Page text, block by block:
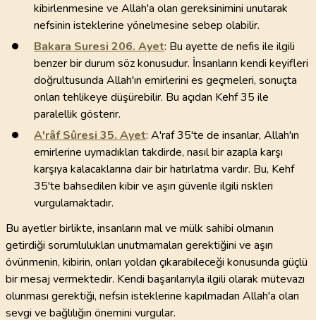
kibirlenmesine ve Allah'a olan gereksinimini unutarak
nefsinin isteklerine yönelmesine sebep olabilir.
Bakara Suresi 206. Ayet: Bu ayette de nefis ile ilgili
benzer bir durum söz konusudur. İnsanların kendi keyifleri
doğrultusunda Allah'ın emirlerini es geçmeleri, sonuçta
onları tehlikeye düşürebilir. Bu açıdan Kehf 35 ile
paralellik gösterir.
A'râf Sûresi 35. Ayet: A'raf 35'te de insanlar, Allah'ın
emirlerine uymadıkları takdirde, nasıl bir azapla karşı
karşıya kalacaklarına dair bir hatırlatma vardır. Bu, Kehf
35'te bahsedilen kibir ve aşırı güvenle ilgili riskleri
vurgulamaktadır.
Bu ayetler birlikte, insanların mal ve mülk sahibi olmanın
getirdiği sorumlulukları unutmamaları gerektiğini ve aşırı
övünmenin, kibirin, onları yoldan çıkarabileceği konusunda güçlü
bir mesaj vermektedir. Kendi başarılarıyla ilgili olarak mütevazı
olunması gerektiği, nefsin isteklerine kapılmadan Allah'a olan
sevgi ve bağlılığın önemini vurgular.